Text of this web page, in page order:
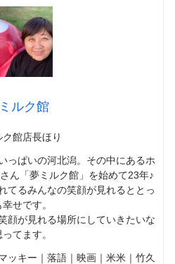
ルク館
館店長ほり
っぱいの河北潟。その中にあるホ
ん「夢ミルク館」を始めて23年♪
てるみんなの笑顔が見れるととっ
せです。
顔が見れる場所にしていきたいな
ってます。
ッキー｜落語｜映画｜米米｜竹久